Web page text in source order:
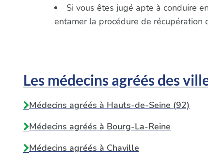
Si vous êtes jugé apte à conduire
entamer la procédure de
Les médecins agréés des
Médecins agréés à Hauts-de-Seine (92)
Médecins agréés à Bourg-La-Reine
Médecins agréés à Chaville